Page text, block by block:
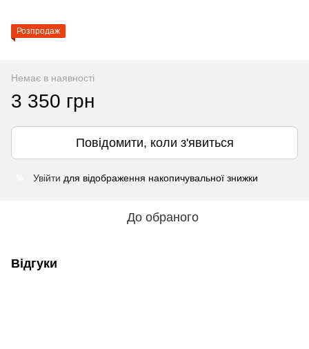
Розпродаж
Немає в наявності
3 350 грн
Повідомити, коли з'явиться
Увійти для відображення накопичувальної знижки
До обраного
Відгуки